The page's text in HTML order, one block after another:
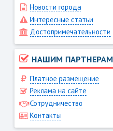
Новости города
Интересные статьи
Достопримечательности
НАШИМ ПАРТНЕРАМ
Платное размещение
Реклама на сайте
Сотрудничество
Контакты